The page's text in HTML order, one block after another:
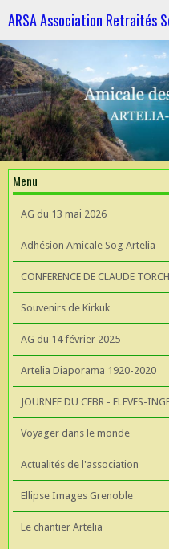
ARSA Association Retraités
Invitation au repas le 21 novembre
ARTELIA et l'Hydroélectricité
ARTELIA et l'Hydroélectricité
Souvenirs de KIrkuk
CONFERENCE DE CLAUDE
AG 2026 du 13 mai
Menu
AG du 13 mai 2026
Adhésion Amicale Sog Artelia
CONFERENCE DE CLAUDE
Souvenirs de Kirkuk
AG du 14 février 2025
Artelia Diaporama 1920-2020
JOURNEE DU CFBR - ELEVES-
Voyager dans le monde
Actualités de l'association
Ellipse Images Grenoble
Le chantier Artelia